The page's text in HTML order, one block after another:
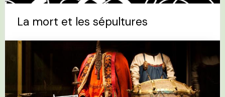
La mort et les sépultures